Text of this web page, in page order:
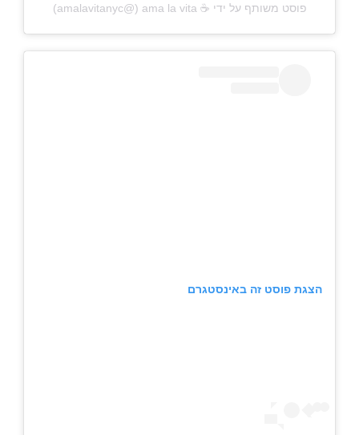
פוסט משותף על ידי ‏‎ama la vita ☕️‎‏ (@‏‎amalavitanyc‎‏)
הצגת פוסט זה באינסטגרם